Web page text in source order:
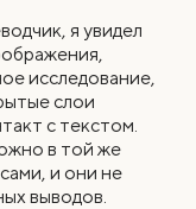
я увидел
исследование,
слои
с текстом.
в той же
и они не
выводов.